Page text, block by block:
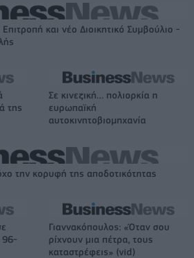
και νέο Διοικητικό Συμβούλιο -
της
Σε κινεζική… πολιορκία η
ευρωπαϊκή
αυτοκινητοβιομηχανία
την κορυφή της αποδοτικότητας
96-
Γιαννακόπουλος: «Όταν σου
ρίχνουν μια πέτρα, τους
καταστρέφεις» (vid)